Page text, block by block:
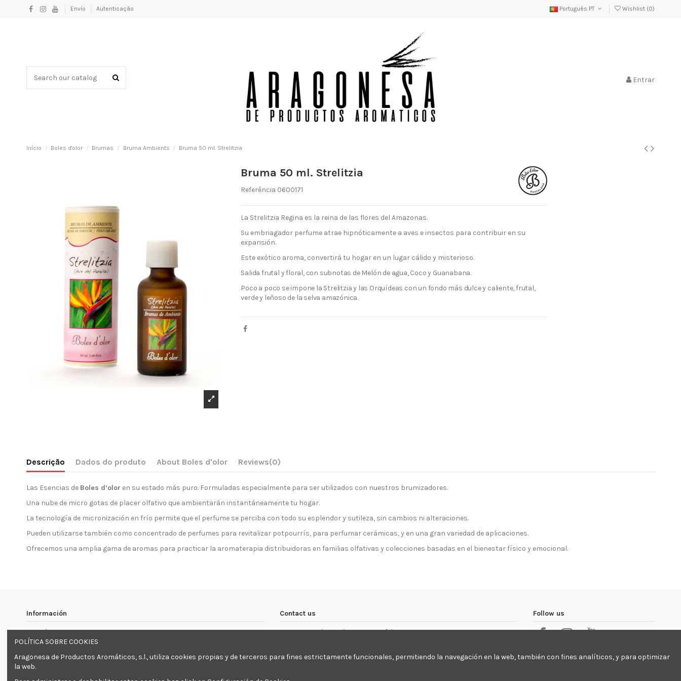
Envío Autenticação Português PT Wishlist (0)
Entrar
Início Boles d'olor Brumas Bruma Ambients Bruma 50 ml. Strelitzia
Bruma 50 ml. Strelitzia
Referência 0600171
La Strelitzia Regina es la reina de las flores del Amazonas.
Su embriagador perfume atrae hipnóticamente a aves e insectos para contribuir en su
expansión.
Este exótico aroma, convertirá tu hogar en un lugar cálido y misterioso.
Salida frutal y floral, con subnotas de Melón de agua, Coco y Guanabana.
Poco a poco se impone la Strelitzia y las Orquídeas con un fondo más dulce y caliente, frutal,
verde y leñoso de la selva amazónica.
Descrição Dados do produto About Boles d'olor Reviews(0)
Las Esencias de Boles d’olor en su estado más puro. Formuladas especialmente para ser utilizados con nuestros brumizadores.
Una nube de micro gotas de placer olfativo que ambientarán instantáneamente tu hogar.
La tecnología de micronización en frío permite que el perfume se perciba con todo su esplendor y sutileza, sin cambios ni alteraciones.
Pueden utilizarse también como concentrado de perfumes para revitalizar potpourrís, para perfumar cerámicas, y en una gran variedad de aplicaciones.
Ofrecemos una amplia gama de aromas para practicar la aromaterapia distribuidoras en familias olfativas y colecciones basadas en el bienestar físico y emocional.
Información
Envío
Aviso Legal
Início
Contact us
Aragonesa de Productos Aromáticos
974 213662
Follow us
Newsletter
POLÍTICA SOBRE COOKIES
Aragonesa de Productos Aromáticos, s.l., utiliza cookies propias y de terceros para fines estrictamente funcionales, permitiendo la navegación en la web, también con fines analíticos, y para optimizar
la web.